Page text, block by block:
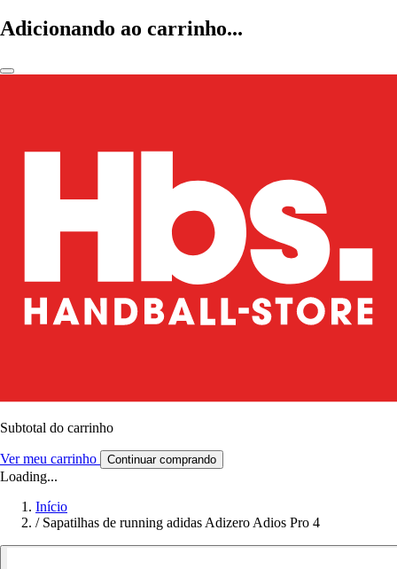
Adicionando ao carrinho...
Subtotal do carrinho
Ver meu carrinho Continuar comprando
Loading...
Início
/ Sapatilhas de running adidas Adizero Adios Pro 4